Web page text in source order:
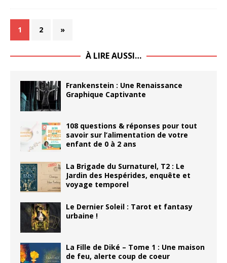
1 2 »
À LIRE AUSSI…
Frankenstein : Une Renaissance
Graphique Captivante
108 questions & réponses pour tout
savoir sur l’alimentation de votre
enfant de 0 à 2 ans
La Brigade du Surnaturel, T2 : Le
Jardin des Hespérides, enquête et
voyage temporel
Le Dernier Soleil : Tarot et fantasy
urbaine !
La Fille de Diké – Tome 1 : Une maison
de feu, alerte coup de coeur